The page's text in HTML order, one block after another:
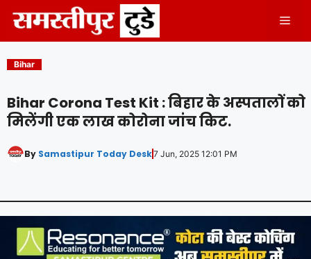
content
Bihar
Bihar Corona Test Kit : बिहार के अस्पतालों को
मिलेंगी एक लाख कोरोना जांच किट.
By Samastipur Today Desk7 Jun, 2025 12:01 PM